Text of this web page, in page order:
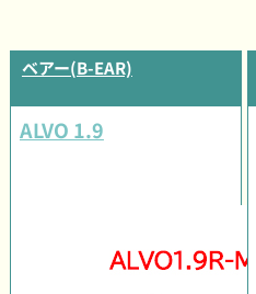
ベアー(B-EAR)
ALVO 1.9